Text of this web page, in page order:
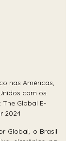
nas Américas,
com os
The Global E-
2024
Global, o Brasil